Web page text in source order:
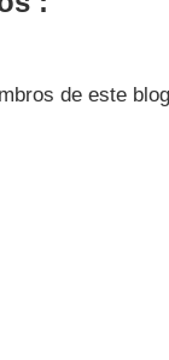
de este